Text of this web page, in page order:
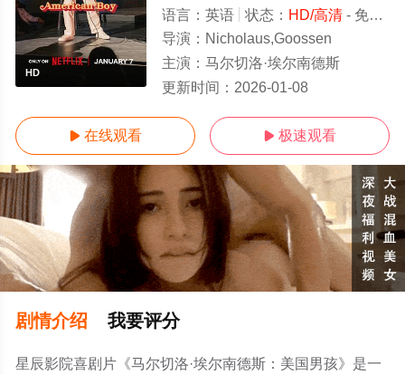
HD
语言： 英语 状态： HD/高清- 免费在线观看
导演： Nicholaus,Goossen
主演： 马尔切洛·埃尔南德斯
更新时间： 2026-01-08
 在线观看  极速观看
剧情介绍 我要评分
星辰影院喜剧片《马尔切洛·埃尔南德斯：美国男孩》是一